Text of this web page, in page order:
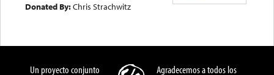
Donated By:Chris Strachwitz
Un proyecto conjunto
Agradecemos a todos los